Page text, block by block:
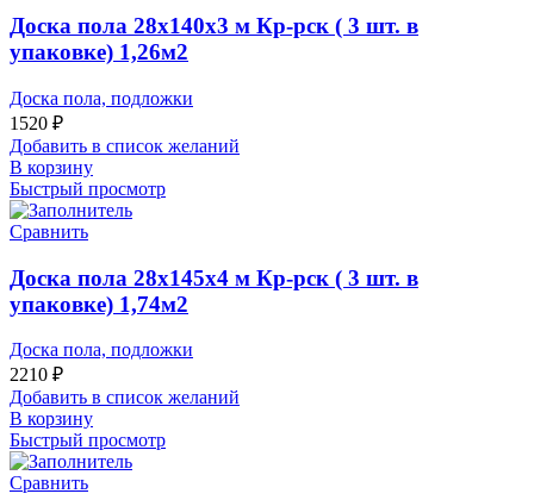
Доска пола 28x140x3 м Кр-рск ( 3 шт. в
упаковке) 1,26м2
Доска пола, подложки
1520 ₽
Добавить в список желаний
В корзину
Быстрый просмотр
Сравнить
Доска пола 28x145x4 м Кр-рск ( 3 шт. в
упаковке) 1,74м2
Доска пола, подложки
2210 ₽
Добавить в список желаний
В корзину
Быстрый просмотр
Сравнить